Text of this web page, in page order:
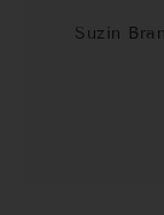
Suzin